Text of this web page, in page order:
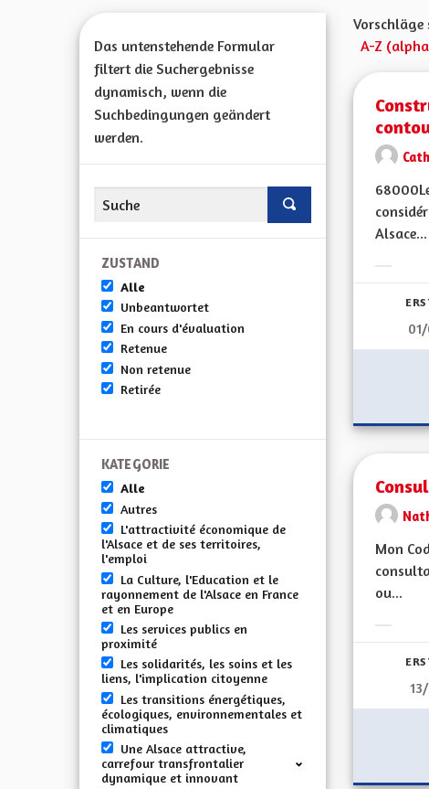
Das untenstehende Formular
filtert die Suchergebnisse
dynamisch, wenn die
Suchbedingungen geändert
werden.
ZUSTAND
Alle
Unbeantwortet
En cours d'évaluation
Retenue
Non retenue
Retirée
KATEGORIE
Alle
Autres
L'attractivité économique de
l'Alsace et de ses territoires,
l'emploi
La Culture, l'Education et le
rayonnement de l'Alsace en France
et en Europe
Les services publics en
proximité
Les solidarités, les soins et les
liens, l'implication citoyenne
Les transitions énergétiques,
écologiques, environnementales et
climatiques
Une Alsace attractive,
carrefour transfrontalier
dynamique et innovant
Vorschläge
A-Z
Alsace...
Mon
ou...